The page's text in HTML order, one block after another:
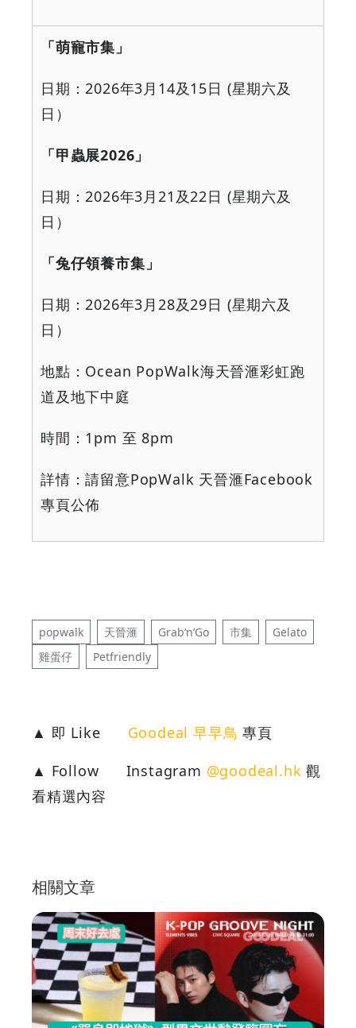
「萌寵市集」
日期：2026年3月 14及15日 (星期六及
日）
「甲蟲展2026 」
日期：2026年3月21 及22日 (星期六及
日）
「兔仔領養市集」
日期：2026年3月28及29日 (星期六及
日）
地點： Ocean PopWalk海天晉滙彩虹跑
道及地下中庭
時間： 1pm 至 8pm
詳情：請留意PopWalk 天晉滙Facebook
專頁公佈
popwalk 天晉滙 Grab‘n’Go 市集
Gelato
雞蛋仔
Petfriendly
▲ 即 Like Goodeal 早早鳥 專頁
▲ Follow
Instagram @goodeal.hk 觀
看精選內容
相關文章